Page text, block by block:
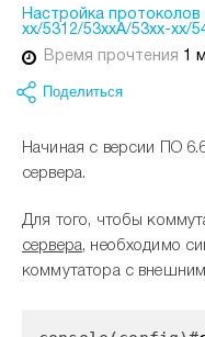
Настройка протоколов
xx/5312/53xxA/53xx-xx/
Время прочтения 1
Поделиться
Начиная с версии ПО
сервера.
Для того, чтобы
сервера, необходимо
коммутатора с